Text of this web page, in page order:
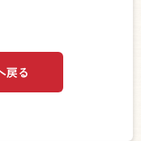
戻る